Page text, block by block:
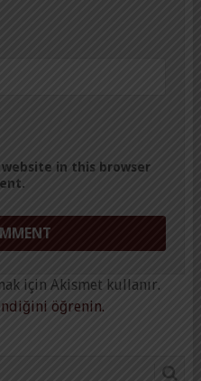
website in this browser
için Akismet kullanır.
öğrenin.